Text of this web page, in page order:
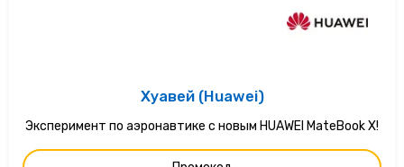
Хуавей (Huawei)
Эксперимент по аэронавтике с новым HUAWEI MateBook X!